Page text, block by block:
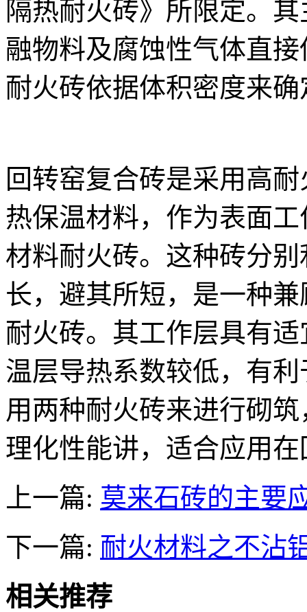
隔热耐火砖》所限定。
融物料及腐蚀性气体直
耐火砖依据体积密度来
回转窑复合砖是采用高
热保温材料，作为表面
材料耐火砖。这种砖分
长，避其所短，是一种
耐火砖。其工作层具有
温层导热系数较低，有
用两种耐火砖来进行砌
理化性能讲，适合应用
上一篇: 莫来石砖的主要
下一篇: 耐火材料之不沾
相关推荐